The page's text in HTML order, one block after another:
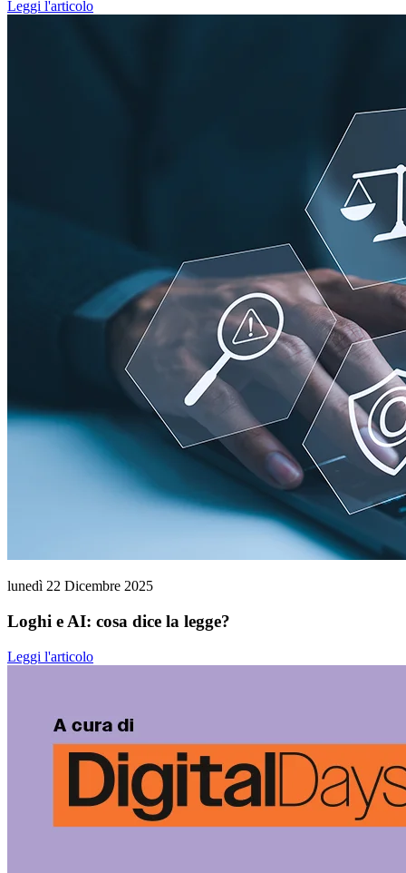
Leggi l'articolo
lunedì 22 Dicembre 2025
Loghi e AI: cosa dice la legge?
Leggi l'articolo